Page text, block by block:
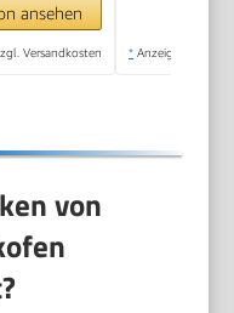
ansehen
Versandkosten * Anzeige
von